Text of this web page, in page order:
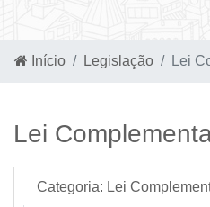
Início Legislação Lei
Lei
Categoria: Lei